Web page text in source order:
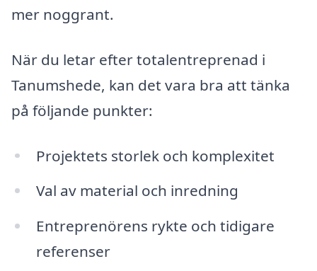
mer noggrant.
När du letar efter totalentreprenad i
Tanumshede, kan det vara bra att tänka
på följande punkter:
Projektets storlek och komplexitet
Val av material och inredning
Entreprenörens rykte och tidigare
referenser